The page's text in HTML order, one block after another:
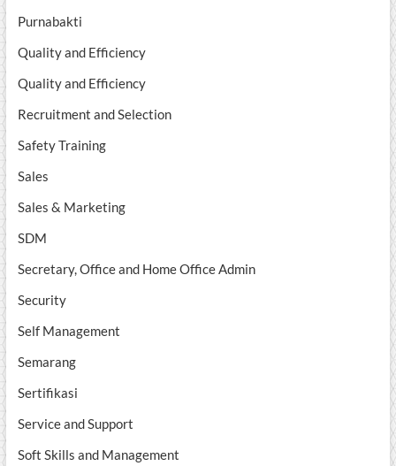
Purnabakti
Quality and Efficiency
Quality and Efficiency
Recruitment and Selection
Safety Training
Sales
Sales & Marketing
SDM
Secretary, Office and Home Office Admin
Security
Self Management
Semarang
Sertifikasi
Service and Support
Soft Skills and Management